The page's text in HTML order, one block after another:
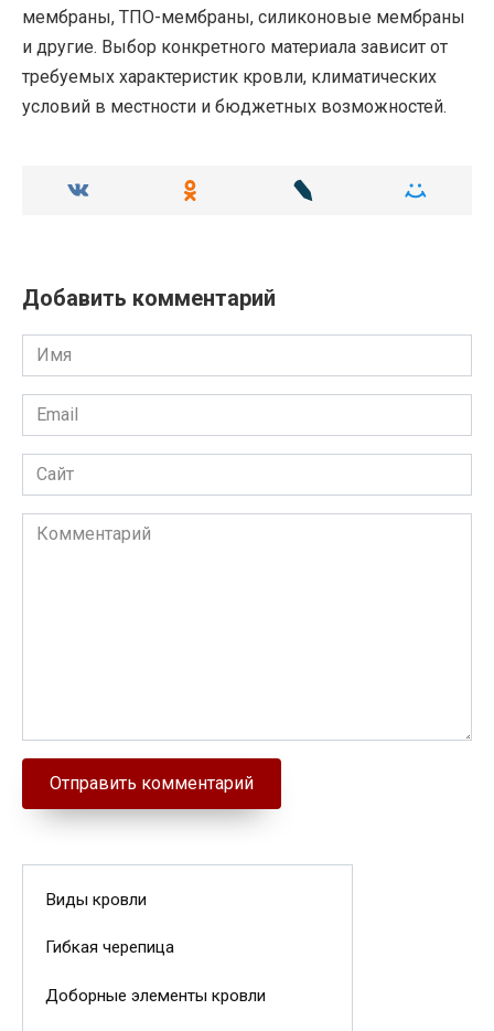
мембраны, ТПО-мембраны, силиконовые мембраны
и другие. Выбор конкретного материала зависит от
требуемых характеристик кровли, климатических
условий в местности и бюджетных возможностей.
Добавить комментарий
Имя
Email
Сайт
Комментарий
Виды кровли
Гибкая черепица
Доборные элементы кровли